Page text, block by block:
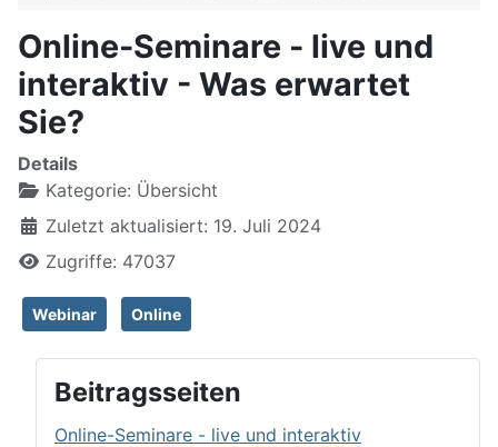
Online-Seminare - live und
interaktiv - Was erwartet
Sie?
Details
Kategorie: Übersicht
Zuletzt aktualisiert: 19. Juli 2024
Zugriffe: 47037
Webinar Online
Beitragsseiten
Online-Seminare - live und interaktiv